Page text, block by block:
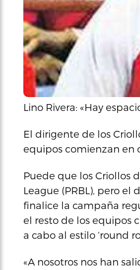
Lino Rivera: «Hay
El dirigente de los
equipos comienzan en
Puede que los Criollos
League (PRBL), pero el
finalice la campaña
el resto de los equipos
a cabo al estilo ‘round
«A nosotros nos han